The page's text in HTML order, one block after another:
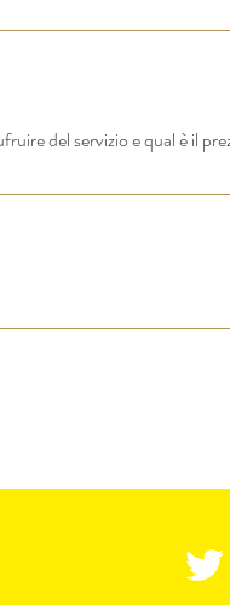
del servizio e qual è il